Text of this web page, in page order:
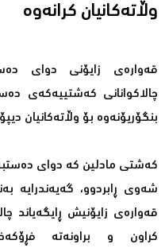
قه‌واره‌ی زایۆنی دوای
چالاكوانانی كه‌شتییه‌كه‌ی
بنگۆریۆنه‌وه‌ بۆ وڵاته‌كانیان
كه‌شتی مادلین كه‌ دوای
شه‌وی ڕابردوو، گه‌یه‌ندرایه‌
قه‌واره‌ی زایۆنیش ڕایگه‌یاند
كراون و براونه‌ته‌